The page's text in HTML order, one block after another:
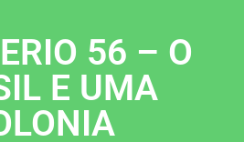
56 – O
E UMA